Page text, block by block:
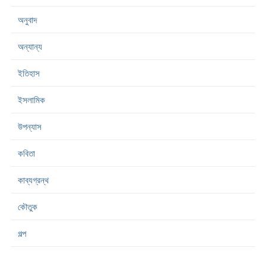
অনুবাদ
অন্যান্য
ইতিহাস
ইসলামিক
উপন্যাস
কবিতা
কাব্যগ্রন্থ
কৌতুক
গল্প